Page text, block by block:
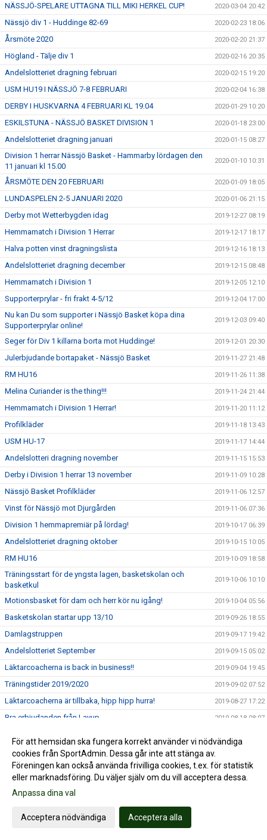
NÄSSJÖ-SPELARE UTTAGNA TILL MIKI HERKEL CUP! 2020-03-04 20:42
Nässjö div 1 - Huddinge 82-69 2020-02-23 18:06
Årsmöte 2020 2020-02-20 21:37
Högland - Tälje div 1 2020-02-16 20:35
Andelslotteriet dragning februari 2020-02-15 19:20
USM HU19 I NÄSSJÖ 7-8 FEBRUARI 2020-02-04 16:38
DERBY I HUSKVARNA 4 FEBRUARI KL 19.04 2020-01-29 10:20
ESKILSTUNA - NÄSSJÖ BASKET DIVISION 1 2020-01-18 23:00
Andelslotteriet dragning januari 2020-01-15 08:27
Division 1 herrar Nässjö Basket - Hammarby lördagen den
11 januari kl 15.00
2020-01-10 10:31
ÅRSMÖTE DEN 20 FEBRUARI 2020-01-09 18:05
LUNDASPELEN 2-5 JANUARI 2020 2020-01-06 21:15
Derby mot Wetterbygden idag 2019-12-27 08:19
Hemmamatch i Division 1 Herrar 2019-12-17 18:17
Halva potten vinst dragningslista 2019-12-16 18:13
Andelslotteriet dragning december 2019-12-15 08:48
Hemmamatch i Division 1 2019-12-05 12:10
Supporterprylar - fri frakt 4-5/12 2019-12-04 17:00
Nu kan Du som supporter i Nässjö Basket köpa dina
Supporterprylar online!
2019-12-03 09:40
Seger för Div 1 killarna borta mot Huddinge! 2019-12-01 20:30
Julerbjudande bortapaket - Nässjö Basket 2019-11-27 21:48
RM HU16 2019-11-26 11:38
Melina Curiander is the thing!!! 2019-11-24 21:44
Hemmamatch i Division 1 Herrar! 2019-11-20 11:12
Profilkläder 2019-11-18 13:43
USM HU-17 2019-11-17 14:44
Andelslotteri dragning november 2019-11-15 15:53
Derby i Division 1 herrar 13 november 2019-11-09 10:28
Nässjö Basket Profilkläder 2019-11-06 12:57
Vinst för Nässjö mot Djurgården 2019-11-06 07:36
Division 1 hemmapremiär på lördag! 2019-10-17 06:39
Andelslotteriet dragning oktober 2019-10-15 10:05
RM HU16 2019-10-09 18:58
Träningsstart för de yngsta lagen, basketskolan och
basketkul
2019-10-06 10:10
Motionsbasket för dam och herr kör nu igång! 2019-10-04 05:56
Basketskolan startar upp 13/10 2019-09-26 18:55
Damlagstruppen 2019-09-17 19:42
Andelslotteriet September 2019-09-15 05:02
Läktarcoacherna is back in business!! 2019-09-04 19:45
Träningstider 2019/2020 2019-09-02 07:52
Läktarcoacherna är tillbaka, hipp hipp hurra! 2019-08-27 17:22
Bra erbjudanden från Layup 2019-08-18 08:07
Nässjöfostrade Alma Larsson & Tintin Henningson uttagna
till EM i Makedonien!!
2019-07-31 23:29
Andelslotteriet dragning juli 2019-07-15 10:42
SÄSONGSKORT TILL NÄSSJÖ BASKETS HEMMAMATCHER I
David Höök kallad till U20 landslaget
För att hemsidan ska fungera korrekt använder vi nödvändiga
cookies från SportAdmin. Dessa går inte att stänga av.
Föreningen kan också använda frivilliga cookies, t.ex. för statistik
eller marknadsföring. Du väljer själv om du vill acceptera dessa.
Anpassa dina val
Acceptera nödvändiga Acceptera alla